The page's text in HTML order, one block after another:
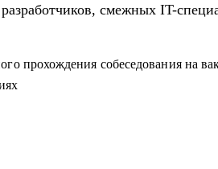
смежных IT-
прохождения собеседования на